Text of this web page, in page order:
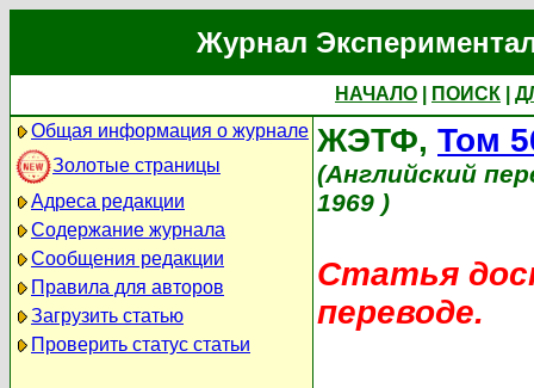
Журнал
НАЧАЛО ПОИСК
Общая информация о журнале
Золотые страницы
Адреса редакции
Содержание журнала
Сообщения редакции
Правила для авторов
Загрузить статью
Проверить статус статьи
ЖЭТФ, Том
(Английский
1969 )
Статья
переводе.